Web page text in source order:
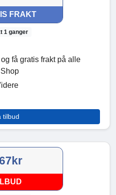
FRAKT
1 ganger
få gratis frakt på alle
tilbud